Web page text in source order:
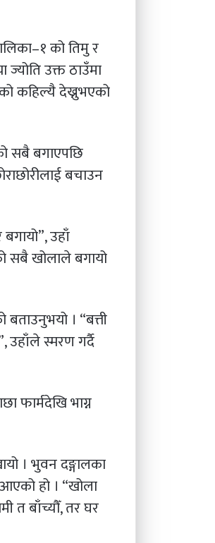
को तिमु र
ज्योति उक्त ठाउँमा
कहिल्यै देख्नुभएको
सबै बगाएपछि
बचाउन
उहाँ
सबै खोलाले बगायो
। “बत्ती
उहाँले स्मरण गर्दै
फार्मदेखि भाग्न
। भुवन दङ्गालका
हो । “खोला
त बाँच्यौँ, तर घर